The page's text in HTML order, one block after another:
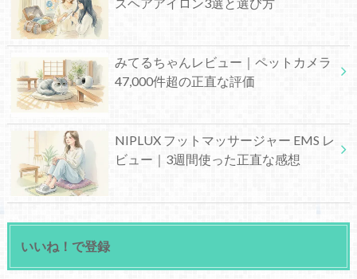
みてるちゃんレビュー｜ペットカメラ
47,000件超の正直な評価
NIPLUX フットマッサージャー EMS レ
ビュー｜3週間使った正直な感想
いいね！で登録